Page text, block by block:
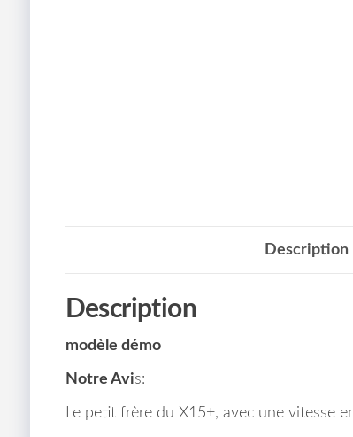
Description
Description
modèle démo
Notre Avis:
Le petit frère du X15+, avec une vitesse